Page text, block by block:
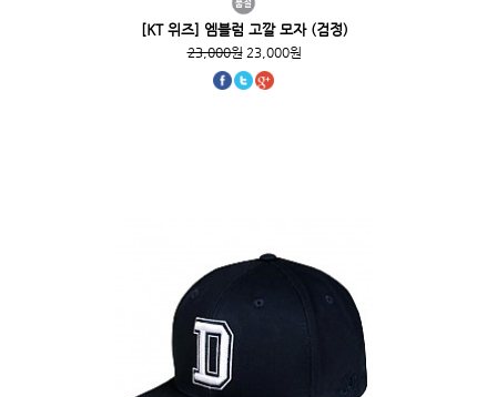
[KT 위즈] 엠블럼 고깔 모자 (검정)
23,000원23,000원